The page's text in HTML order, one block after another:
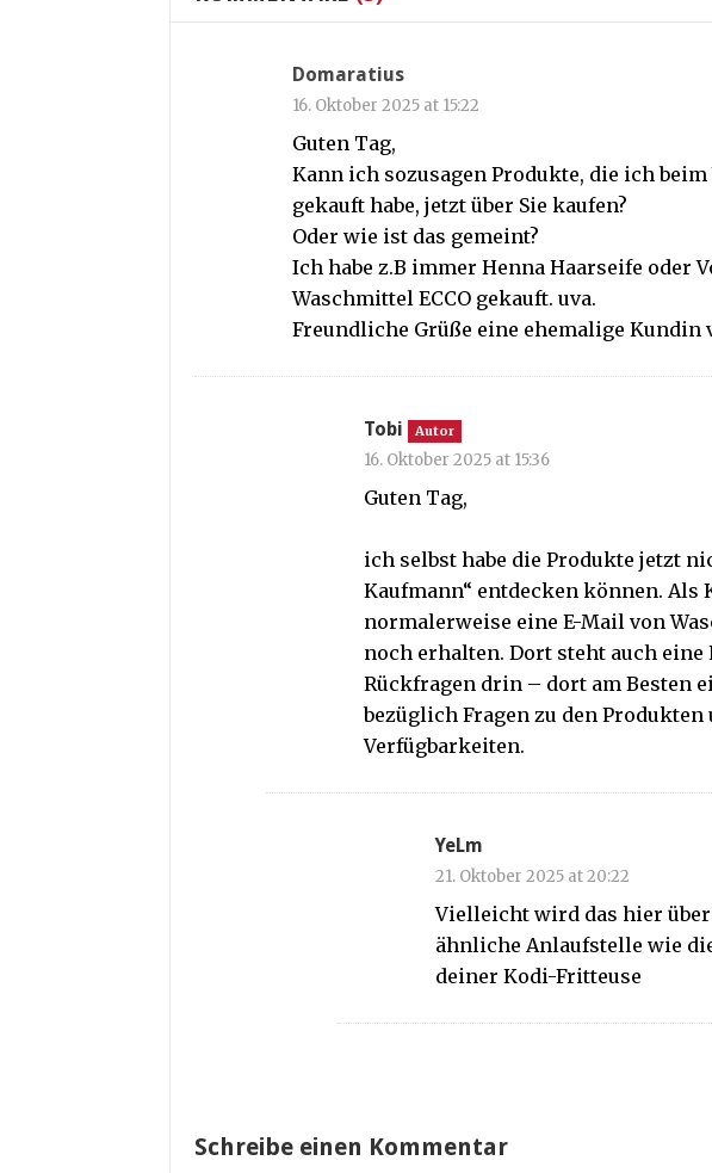
Domaratius
16. Oktober 2025 at 15:22
Guten Tag,
Kann ich sozusagen Produkte, die ich beim
gekauft habe, jetzt über Sie kaufen?
Oder wie ist das gemeint?
Ich habe z.B immer Henna Haarseife oder
Waschmittel ECCO gekauft. uva.
Freundliche Grüße eine ehemalige Kundin
Tobi Autor
16. Oktober 2025 at 15:36
Guten Tag,
ich selbst habe die Produkte jetzt
Kaufmann“ entdecken können. Als
normalerweise eine E-Mail von
noch erhalten. Dort steht auch eine
Rückfragen drin – dort am Besten
bezüglich Fragen zu den
Verfügbarkeiten.
YeLm
21. Oktober 2025 at 20:22
Vielleicht wird das hier
ähnliche Anlaufstelle wie
deiner Kodi-Fritteuse
Schreibe einen Kommentar